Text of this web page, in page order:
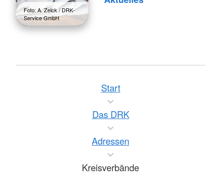
Foto: A. Zelck / DRK-
Service GmbH
Start
Das DRK
Adressen
Kreisverbände